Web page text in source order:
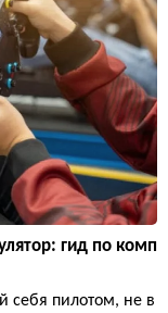
гид по комп
себя пилотом, не в